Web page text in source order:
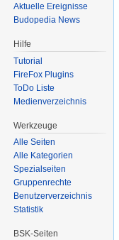
Aktuelle Ereignisse
Budopedia News
Hilfe
Tutorial
FireFox Plugins
ToDo Liste
Medienverzeichnis
Werkzeuge
Alle Seiten
Alle Kategorien
Spezialseiten
Gruppenrechte
Benutzerverzeichnis
Statistik
BSK-Seiten